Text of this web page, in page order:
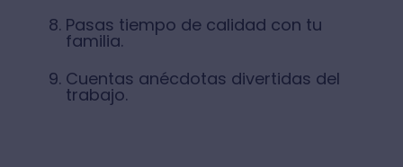
Pasas tiempo de calidad con tu
familia.
Cuentas anécdotas divertidas del
trabajo.